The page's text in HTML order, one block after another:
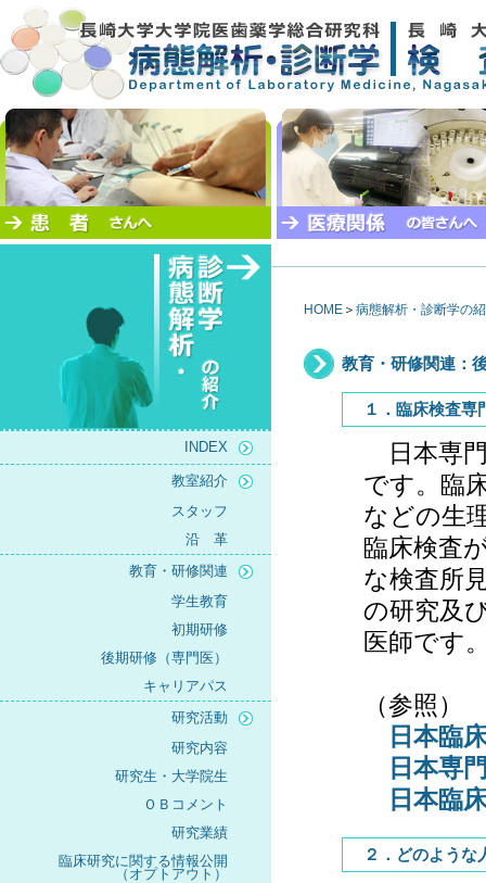
INDEX
教室紹介
スタッフ
沿 革
教育・研修関連
学生教育
初期研修
後期研修（専門医）
キャリアパス
研究活動
研究内容
研究生・大学院生
ＯＢコメント
研究業績
臨床研究に関する情報公開
（オプトアウト）
HOME ＞ 病態解析・診断学の
教育・研修関連：
１．臨床検査専
日本専
です。臨
などの生
臨床検査
な検査所
の研究及
医師です
（参照）
日本臨
日本専
日本臨
２．どのような